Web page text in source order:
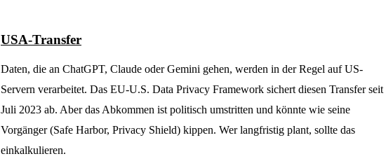
USA-Transfer
Daten, die an ChatGPT, Claude oder Gemini gehen, werden in der Regel auf US-
Servern verarbeitet. Das EU-U.S. Data Privacy Framework sichert diesen Transfer seit
Juli 2023 ab. Aber das Abkommen ist politisch umstritten und könnte wie seine
Vorgänger (Safe Harbor, Privacy Shield) kippen. Wer langfristig plant, sollte das
einkalkulieren.